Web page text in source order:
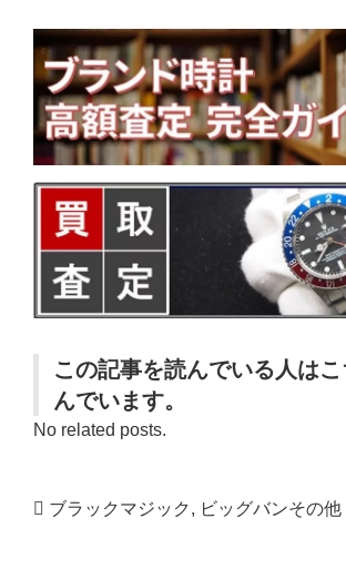
この記事を読んでいる人は
んでいます。
No related posts.
ブラックマジック , ビッグバンその他